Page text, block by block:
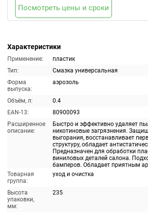
Характеристики
Применение:
пластик
Тип:
Смазка универсальная
Форма
выпуска:
аэрозоль
Объём, л:
0.4
EAN-13:
80900093
Расширенное
описание:
Быстро и эффективно удаляет
никотиновые загрязнения.
выгорания, восстанавливает
структуру, обладает
Предназначен для обработки
виниловых деталей салона.
бамперов. Обладает приятным
Товарная
группа:
уход и очистка
Высота
упаковки,
мм:
235
Посмотреть цены и сроки